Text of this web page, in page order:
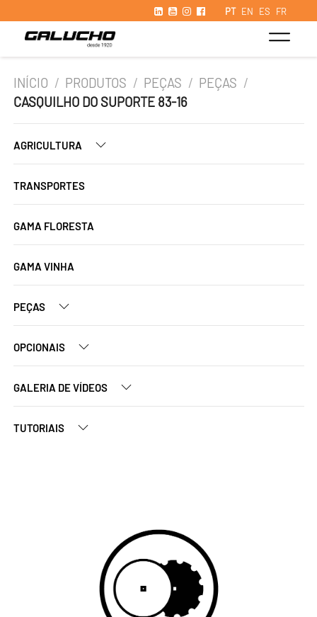
PT EN ES FR
INÍCIO / PRODUTOS / PEÇAS / PEÇAS /
CASQUILHO DO SUPORTE 83-16
AGRICULTURA
TRANSPORTES
GAMA FLORESTA
GAMA VINHA
PEÇAS
OPCIONAIS
GALERIA DE VÍDEOS
TUTORIAIS